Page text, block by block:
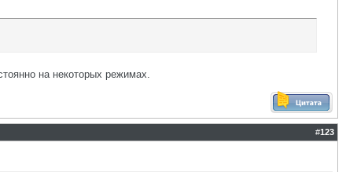
на некоторых режимах.
#123